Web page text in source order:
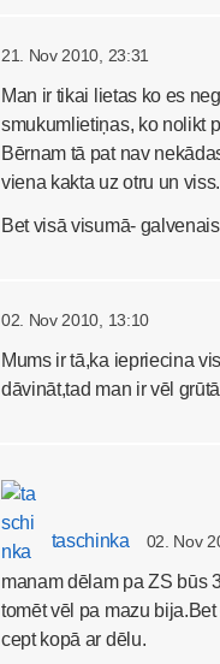
21. Nov 2010, 23:31
Man ir tikai lietas ko es
smukumlietiņas, ko nolikt
Bērnam tā pat nav
viena kakta uz otru un viss.
Bet visā visumā-
02. Nov 2010, 13:10
Mums ir tā,ka iepriecina
dāvināt,tad man ir vēl
taschinka 02. Nov
manam dēlam pa ZS būs
tomēt vēl pa mazu
cept kopā ar dēlu.